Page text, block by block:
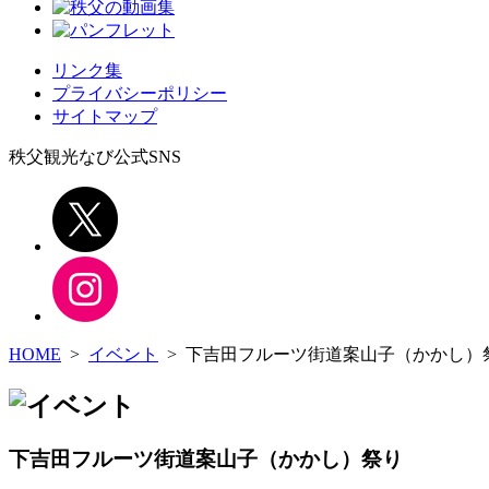
リンク集
プライバシーポリシー
サイトマップ
秩父観光なび公式SNS
HOME > イベント > 下吉田フルーツ街道案山子（かかし）
下吉田フルーツ街道案山子（かかし）祭り